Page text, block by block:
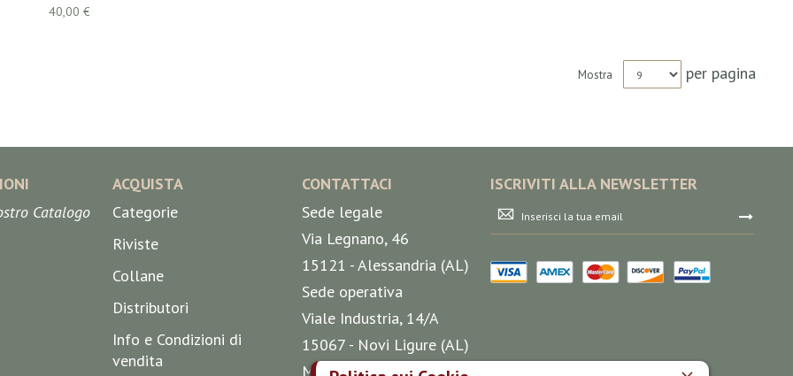
40,00 €
Mostra per pagina
Catalogo
ACQUISTA
Categorie
Riviste
Collane
Distributori
Info e Condizioni di
vendita
CONTATTACI
Sede legale
Via Legnano, 46
15121 - Alessandria (AL)
Sede operativa
Viale Industria, 14/A
15067 - Novi Ligure (AL)
Mappa
ISCRIVITI ALLA NEWSLETTER
Iscriviti
alla
nostra